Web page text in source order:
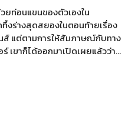
ยท่อนแขนของตัวเองใน
งร่างสุดสยองในตอนท้ายเรื่อง
ส์ แต่ตามการให้สัมภาษณ์กับทาง
เขาก็ได้ออกมาเปิดเผยแล้วว่า…